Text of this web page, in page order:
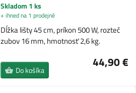
Skladom 1 ks
+ ihned na 1 prodejně
Dĺžka lišty 45 cm, príkon 500 W, rozteč
zubov 16 mm, hmotnosť 2,6 kg.
44,90 €
Do košíka